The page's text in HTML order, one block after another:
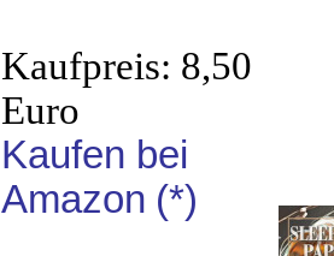
Kaufpreis: 8,50
Euro
Kaufen bei
Amazon (*)